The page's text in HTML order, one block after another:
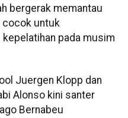
bergerak memantau
cocok untuk
pada musim
Juergen Klopp dan
Alonso kini santer
Bernabeu